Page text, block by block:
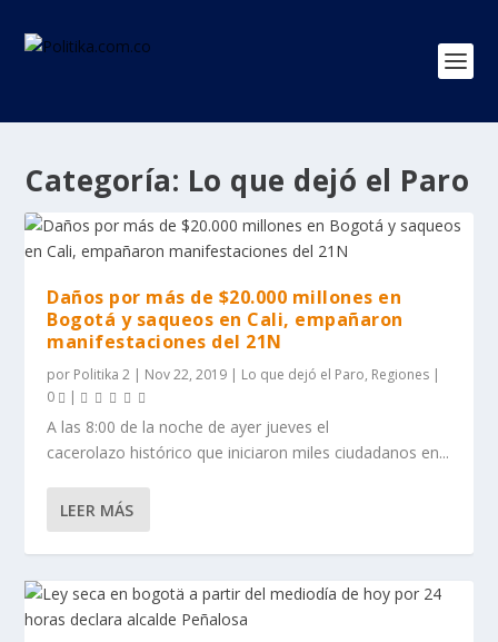
Categoría: Lo que dejó el Paro
Daños por más de $20.000 millones en
Bogotá y saqueos en Cali, empañaron
manifestaciones del 21N
por Politika 2 | Nov 22, 2019 | Lo que dejó el Paro, Regiones |
0
|
A las 8:00 de la noche de ayer jueves el
cacerolazo histórico que iniciaron miles ciudadanos en...
LEER MÁS